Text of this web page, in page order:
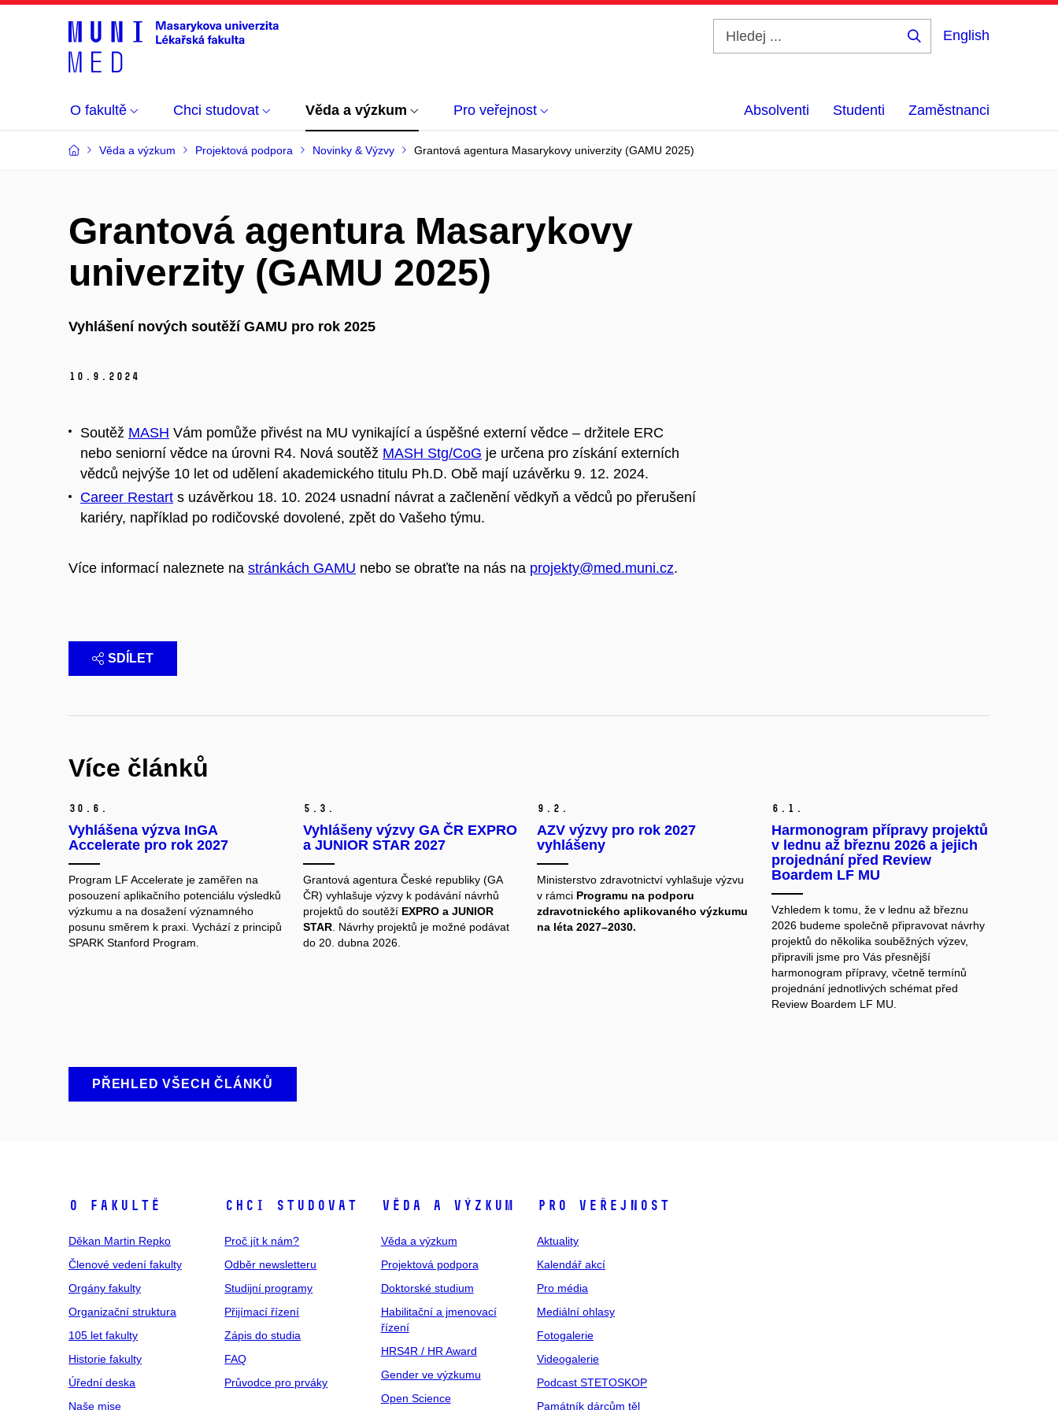
English
O fakultě Chci studovat Věda a výzkum Pro veřejnost Absolventi Studenti Zaměstnanci
Věda a výzkum Projektová podpora Novinky & Výzvy Grantová agentura Masarykovy univerzity (GAMU 2025)
Grantová agentura Masarykovy
univerzity (GAMU 2025)
Vyhlášení nových soutěží GAMU pro rok 2025
10. 9. 2024
Soutěž MASH Vám pomůže přivést na MU vynikající a úspěšné externí vědce – držitele ERC
nebo seniorní vědce na úrovni R4. Nová soutěž MASH Stg/CoG je určena pro získání externích
vědců nejvýše 10 let od udělení akademického titulu Ph.D. Obě mají uzávěrku 9. 12. 2024.
Career Restart s uzávěrkou 18. 10. 2024 usnadní návrat a začlenění vědkyň a vědců po přerušení
kariéry, například po rodičovské dovolené, zpět do Vašeho týmu.
Více informací naleznete na stránkách GAMU nebo se obraťte na nás na projekty@med.muni.cz.
SDÍLET
Více článků
30. 6.
Vyhlášena výzva InGA
Accelerate pro rok 2027
Program LF Accelerate je zaměřen na
posouzení aplikačního potenciálu výsledků
výzkumu a na dosažení významného
posunu směrem k praxi. Vychází z principů
SPARK Stanford Program.
5. 3.
Vyhlášeny výzvy GA ČR EXPRO
a JUNIOR STAR 2027
Grantová agentura České republiky (GA
ČR) vyhlašuje výzvy k podávání návrhů
projektů do soutěží EXPRO a JUNIOR
STAR. Návrhy projektů je možné podávat
do 20. dubna 2026.
9. 2.
AZV výzvy pro rok 2027
vyhlášeny
Ministerstvo zdravotnictví vyhlašuje výzvu
v rámci Programu na podporu
zdravotnického aplikovaného výzkumu
na léta 2027–2030.
6. 1.
Harmonogram přípravy projektů
v lednu až březnu 2026 a jejich
projednání před Review
Boardem LF MU
Vzhledem k tomu, že v lednu až březnu
2026 budeme společně připravovat návrhy
projektů do několika souběžných výzev,
připravili jsme pro Vás přesnější
harmonogram přípravy, včetně termínů
projednání jednotlivých schémat před
Review Boardem LF MU.
PŘEHLED VŠECH ČLÁNKŮ
O fakultě
Děkan Martin Repko
Členové vedení fakulty
Orgány fakulty
Organizační struktura
105 let fakulty
Historie fakulty
Úřední deska
Naše mise
Chci studovat
Proč jít k nám?
Odběr newsletteru
Studijní programy
Přijímací řízení
Zápis do studia
FAQ
Průvodce pro prváky
Věda a výzkum
Věda a výzkum
Projektová podpora
Doktorské studium
Habilitační a jmenovací
řízení
HRS4R / HR Award
Gender ve výzkumu
Open Science
Pro veřejnost
Aktuality
Kalendář akcí
Pro média
Mediální ohlasy
Fotogalerie
Videogalerie
Podcast STETOSKOP
Památník dárcům těl